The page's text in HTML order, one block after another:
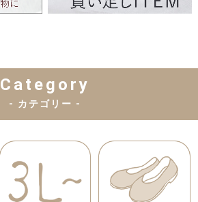
Category
- カテゴリー -